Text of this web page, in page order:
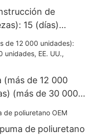
de
15 (días)
(más de 12 000
(más de 30 000
de poliuretano